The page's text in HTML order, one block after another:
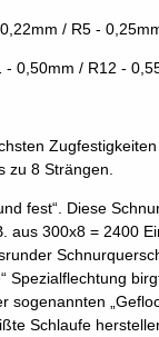
/ R5 -
- 0,50mm / R12 -
zu 8 Strängen.
fest“. Diese
aus 300x8 = 2400
Spezialflechtung
Schlaufe